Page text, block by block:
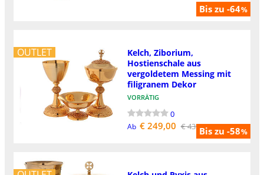
Bis zu -64%
OUTLET
Bis zu -58%
Kelch, Ziborium,
Hostienschale aus
vergoldetem Messing mit
filigranem Dekor
VORRÄTIG
0
Ab € 249,00 € 439,00